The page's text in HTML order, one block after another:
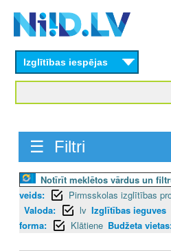
content
Izglītības iespējas
☰ Filtri
Notīrīt meklētos vārdus un
veids:
Pirmsskolas izglītības
Valoda:
lv Izglītības ieguves
forma:
Klātiene Budžeta